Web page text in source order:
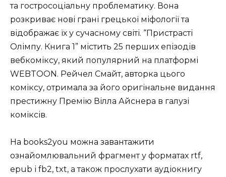
та гостросоціальну проблематику. Вона
розкриває нові грані грецької міфології та
відображає їх у сучасному світі. “Пристрасті
Олімпу. Книга 1” містить 25 перших епізодів
вебкоміксу, який популярний на платформі
WEBTOON. Рейчел Смайт, авторка цього
коміксу, отримала за його оригінальне видання
престижну Премію Вілла Айснера в галузі
коміксів.
На books2you можна завантажити
ознайомлювальний фрагмент у форматах rtf,
epub і fb2, txt, а також прослухати аудіокнигу